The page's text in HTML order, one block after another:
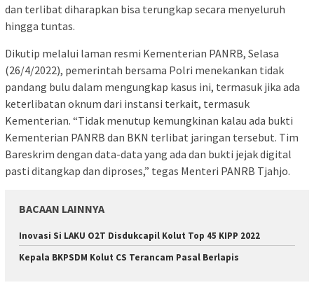
dan terlibat diharapkan bisa terungkap secara menyeluruh
hingga tuntas.
Dikutip melalui laman resmi Kementerian PANRB, Selasa
(26/4/2022), pemerintah bersama Polri menekankan tidak
pandang bulu dalam mengungkap kasus ini, termasuk jika ada
keterlibatan oknum dari instansi terkait, termasuk
Kementerian. “Tidak menutup kemungkinan kalau ada bukti
Kementerian PANRB dan BKN terlibat jaringan tersebut. Tim
Bareskrim dengan data-data yang ada dan bukti jejak digital
pasti ditangkap dan diproses,” tegas Menteri PANRB Tjahjo.
BACAAN LAINNYA
Inovasi Si LAKU O2T Disdukcapil Kolut Top 45 KIPP 2022
Kepala BKPSDM Kolut CS Terancam Pasal Berlapis